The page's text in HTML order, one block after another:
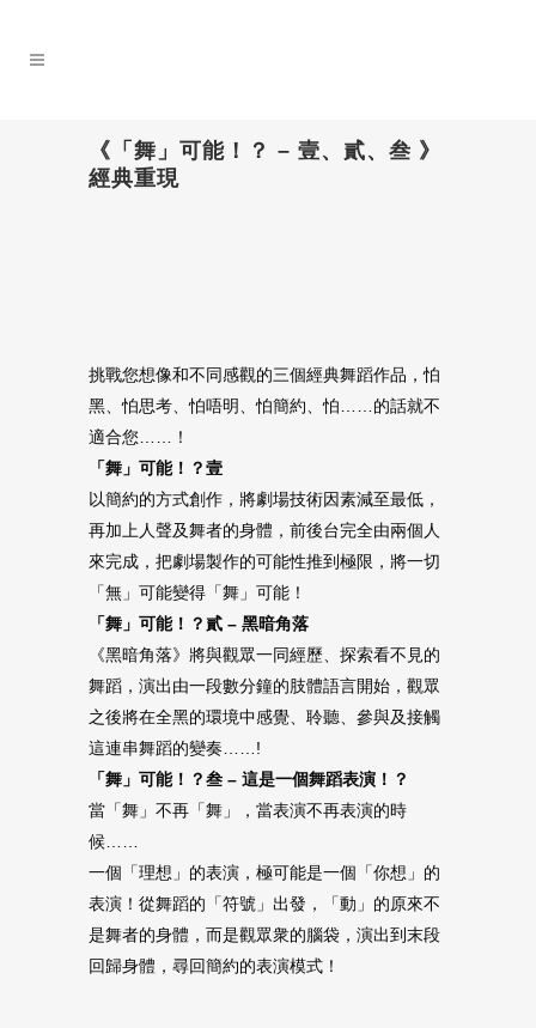
《「舞」可能！？ – 壹、貳、叁 》
經典重現
挑戰您想像和不同感觀的三個經典舞蹈作品，怕
黑、怕思考、怕唔明、怕簡約、怕……的話就不
適合您……！
「舞」可能！？壹
以簡約的方式創作，將劇場技術因素減至最低，
再加上人聲及舞者的身體，前後台完全由兩個人
來完成，把劇場製作的可能性推到極限，將一切
「無」可能變得「舞」可能！
「舞」可能！？貳 – 黑暗角落
《黑暗角落》將與觀眾一同經歷、探索看不見的
舞蹈，演出由一段數分鐘的肢體語言開始，觀眾
之後將在全黑的環境中感覺、聆聽、參與及接觸
這連串舞蹈的變奏……!
「舞」可能！？叁 – 這是一個舞蹈表演！？
當「舞」不再「舞」，當表演不再表演的時
候……
一個「理想」的表演，極可能是一個「你想」的
表演！從舞蹈的「符號」出發，「動」的原來不
是舞者的身體，而是觀眾衆的腦袋，演出到末段
回歸身體，尋回簡約的表演模式！